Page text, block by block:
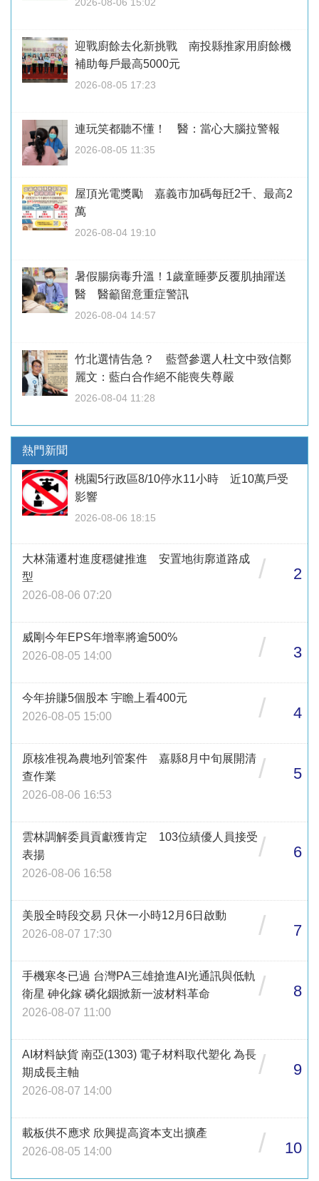
2026-08-06 15:02
迎戰廚餘去化新挑戰 南投縣推家用廚餘機
補助每戶最高5000元
2026-08-05 17:23
連玩笑都聽不懂！ 醫：當心大腦拉警報
2026-08-05 11:35
屋頂光電獎勵 嘉義市加碼每瓩2千、最高2
萬
2026-08-04 19:10
暑假腸病毒升溫！1歲童睡夢反覆肌抽躍送
醫 醫籲留意重症警訊
2026-08-04 14:57
竹北選情告急？ 藍營參選人杜文中致信鄭
麗文：藍白合作絕不能喪失尊嚴
2026-08-04 11:28
熱門新聞
桃園5行政區8/10停水11小時 近10萬戶受
影響
2026-08-06 18:15
大林蒲遷村進度穩健推進 安置地街廓道路成
型
2026-08-06 07:20
/ 2
威剛今年EPS年增率將逾500%
2026-08-05 14:00
/ 3
今年拚賺5個股本 宇瞻上看400元
2026-08-05 15:00
/ 4
原核准視為農地列管案件 嘉縣8月中旬展開清
查作業
2026-08-06 16:53
/ 5
雲林調解委員貢獻獲肯定 103位績優人員接受
表揚
2026-08-06 16:58
/ 6
美股全時段交易 只休一小時12月6日啟動
2026-08-07 17:30
/ 7
手機寒冬已過 台灣PA三雄搶進AI光通訊與低軌
衛星 砷化鎵 磷化銦掀新一波材料革命
2026-08-07 11:00
/ 8
AI材料缺貨 南亞(1303) 電子材料取代塑化 為長
期成長主軸
2026-08-07 14:00
/ 9
載板供不應求 欣興提高資本支出擴產
2026-08-05 14:00
/ 10